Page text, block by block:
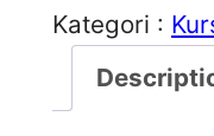
Kategori :